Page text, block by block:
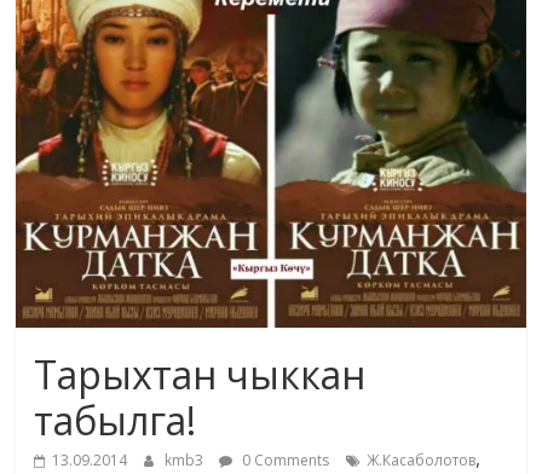
маданияты
жана
адабияты
Тарыхтан чыккан
табылга!
13.09.2014 kmb3 0 Comments Ж.Касаболотов,